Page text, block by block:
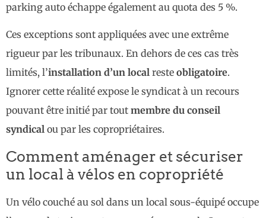
parking auto échappe également au quota des 5 %.
Ces exceptions sont appliquées avec une extrême
rigueur par les tribunaux. En dehors de ces cas très
limités, l’installation d’un local reste obligatoire.
Ignorer cette réalité expose le syndicat à un recours
pouvant être initié par tout membre du conseil
syndical ou par les copropriétaires.
Comment aménager et sécuriser
un local à vélos en copropriété
Un vélo couché au sol dans un local sous-équipé occupe